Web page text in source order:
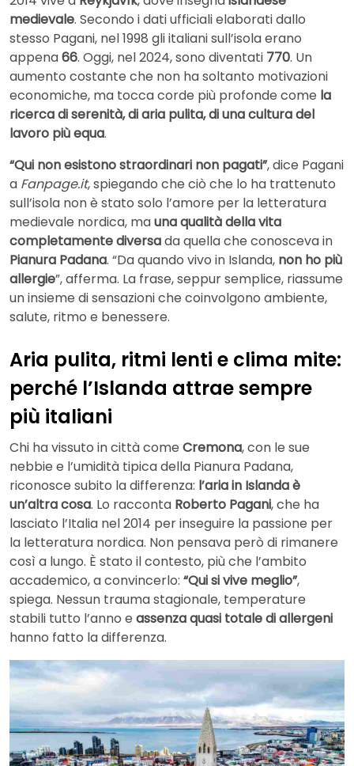
medievale. Secondo i dati ufficiali elaborati dallo
stesso Pagani, nel 1998 gli italiani sull’isola erano
appena66. Oggi, nel 2024, sono diventati 770. Un
aumento costante che non ha soltanto motivazioni
economiche, ma tocca corde più profonde come la
ricerca di serenità, di aria pulita, di una cultura del
lavoro più equa.
“Qui non esistono straordinari non pagati”, dice Pagani
a Fanpage.it, spiegando che ciò che lo ha trattenuto
sull’isola non è stato solo l’amore per la letteratura
medievale nordica, mauna qualità della vita
completamente diversada quella che conosceva in
Pianura Padana. “Da quando vivo in Islanda, non ho più
allergie”, afferma. La frase, seppur semplice, riassume
un insieme di sensazioni che coinvolgono ambiente,
salute, ritmo e benessere.
Aria pulita, ritmi lenti e clima mite:
perché l’Islanda attrae sempre
più italiani
Chi ha vissuto in città come Cremona, con le sue
nebbie e l’umidità tipica della Pianura Padana,
riconosce subito la differenza: l’aria in Islanda è
un’altra cosa. Lo racconta Roberto Pagani, che ha
lasciato l’Italia nel 2014 per inseguire la passione per
la letteratura nordica. Non pensava però di rimanere
così a lungo. È stato il contesto, più che l’ambito
accademico, a convincerlo: “Qui si vive meglio”,
spiega. Nessun trauma stagionale, temperature
stabili tutto l’anno e assenza quasi totale di allergeni
hanno fatto la differenza.